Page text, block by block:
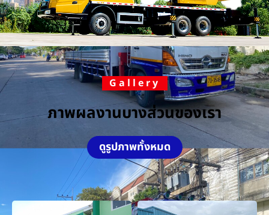
Gallery
ภาพผลงานบางส่วนของเรา
ดูรูปภาพทั้งหมด